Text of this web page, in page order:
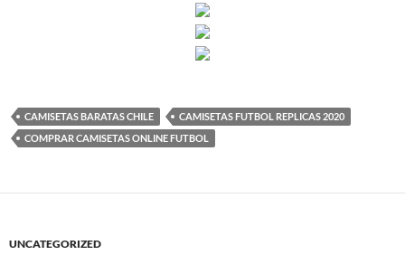
CAMISETAS BARATAS CHILE
CAMISETAS FUTBOL REPLICAS 2020
COMPRAR CAMISETAS ONLINE FUTBOL
UNCATEGORIZED